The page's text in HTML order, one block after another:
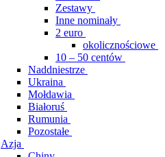
Zestawy
Inne nominały
2 euro
okolicznościowe
10 – 50 centów
Naddniestrze
Ukraina
Mołdawia
Białoruś
Rumunia
Pozostałe
Azja